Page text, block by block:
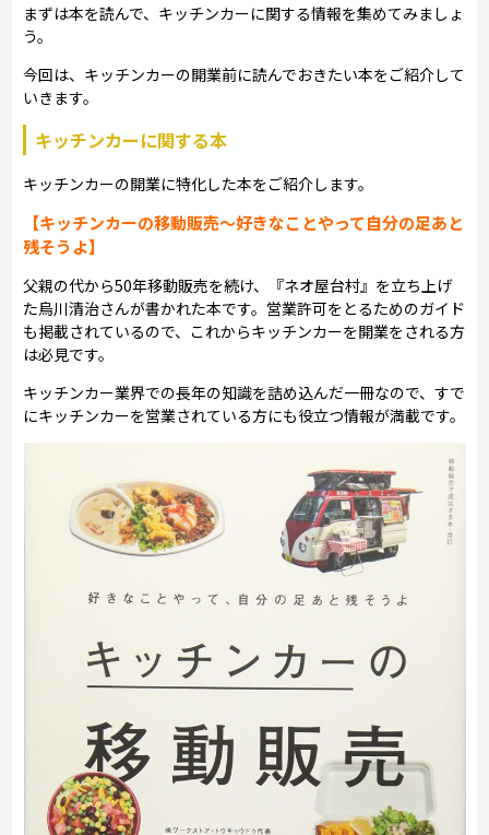
まずは本を読んで、キッチンカーに関する情報を集めてみましょ
う。
今回は、キッチンカーの開業前に読んでおきたい本をご紹介して
いきます。
キッチンカーに関する本
キッチンカーの開業に特化した本をご紹介します。
【キッチンカーの移動販売～好きなことやって自分の足あと
残そうよ】
父親の代から50年移動販売を続け、『ネオ屋台村』を立ち上げ
た烏川清治さんが書かれた本です。営業許可をとるためのガイド
も掲載されているので、これからキッチンカーを開業をされる方
は必見です。
キッチンカー業界での長年の知識を詰め込んだ一冊なので、すで
にキッチンカーを営業されている方にも役立つ情報が満載です。